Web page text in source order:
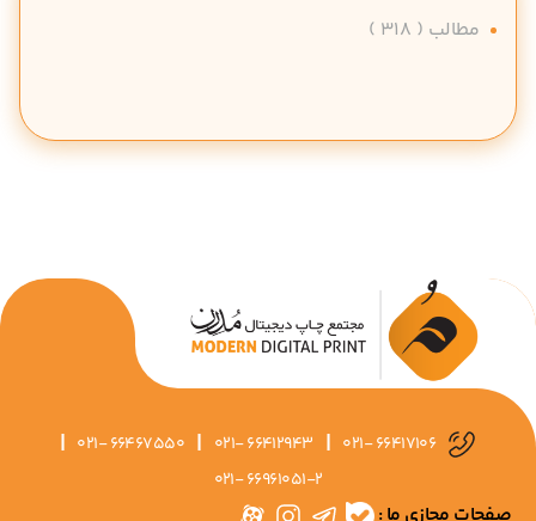
مطالب ( 318 )
021- 66417106
|
021- 66412943
|
021- 66467550
|
021- 66961051-2